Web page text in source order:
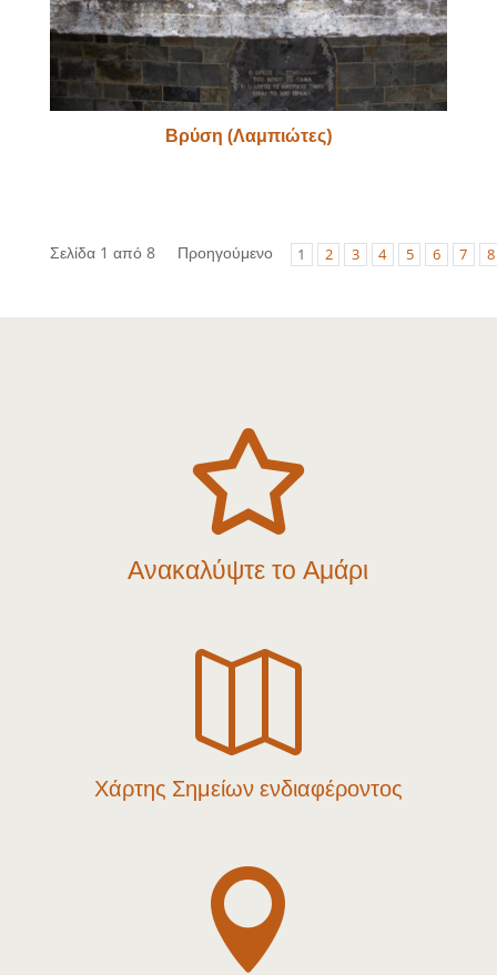
Βρύση (Λαμπιώτες)
Σελίδα 1 από 8 Προηγούμενο 1 2 3 4 5 6 7 8

Ανακαλύψτε το Αμάρι

Χάρτης Σημείων ενδιαφέροντος
